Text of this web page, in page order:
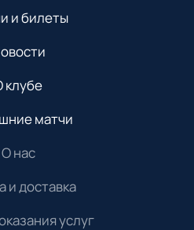
и билеты
клубе
матчи
О нас
и доставка
услуг